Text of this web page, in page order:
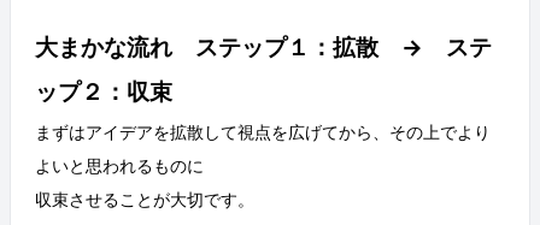
大まかな流れ ステップ１：拡散 → ステ
ップ２：収束
まずはアイデアを拡散して視点を広げてから、その上でより
よいと思われるものに
収束させることが大切です。